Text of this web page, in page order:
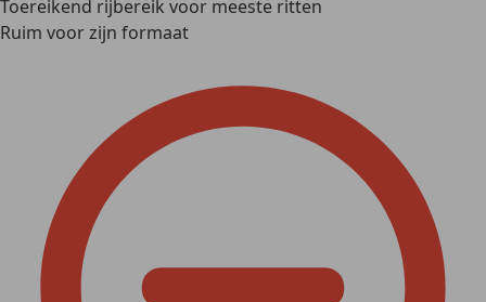
Toereikend rijbereik voor meeste ritten
Ruim voor zijn formaat